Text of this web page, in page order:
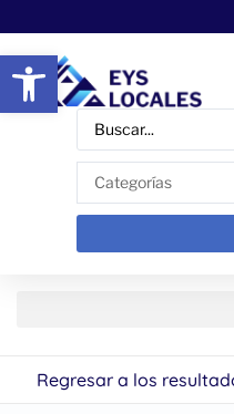
Abrir barra de herramientas
Regresar a los